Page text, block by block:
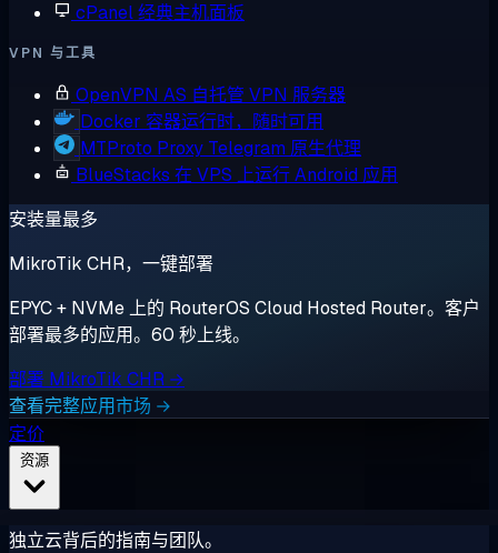
cPanel经典主机面板
VPN 与工具
OpenVPN AS 自托管 VPN 服务器
Docker 容器运行时，随时可用
MTProto Proxy Telegram 原生代理
BlueStacks 在 VPS 上运行 Android 应用
安装量最多
MikroTik CHR，一键部署
EPYC + NVMe 上的 RouterOS Cloud Hosted Router。客户
部署最多的应用。60 秒上线。
部署 MikroTik CHR →
查看完整应用市场 →
定价
独立云背后的指南与团队。